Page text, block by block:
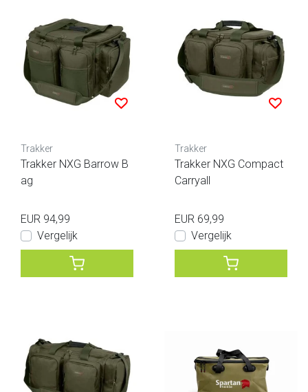
Trakker
Trakker NXG Barrow B
ag
EUR 94,99
Vergelijk
Trakker
Trakker NXG Compact
Carryall
EUR 69,99
Vergelijk